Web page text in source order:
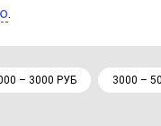
.
– 3000 РУБ 3000 –